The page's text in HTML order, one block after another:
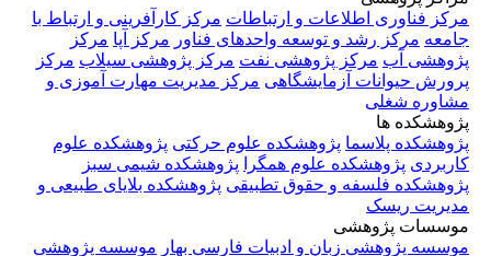
مرکز فناوری اطلاعات و ارتباطات مرکز کارآفرینی و ارتباط با
جامعه مرکز رشد و توسعه واحدهای فناور مرکز آپا مرکز
پژوهشی آب مرکز پژوهشی نفت مرکز پژوهشی سیلاب مرکز
پرورش حیوانات آزمایشگاهی مرکز مدیریت مهارت آموزی و
مشاوره شغلی
پژوهشکده ها
پژوهشکده پلاسما پژوهشکده علوم حرکتی پژوهشکده علوم
کاربردی پژوهشکده علوم همگرا
پژوهشکده شیمی سبز
پژوهشکده فلسفه و حقوق تطبیقی پژوهشکده بلایای طبیعی و
مدیریت ریسک
موسسات پژوهشی
موسسه پژوهشی زبان و ادبیات فارسی بهار موسسه پژوهشی